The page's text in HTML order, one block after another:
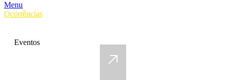
Menu
Ocorrências
Eventos